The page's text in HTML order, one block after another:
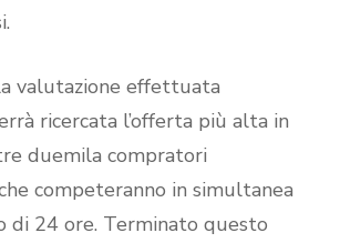
valutazione effettuata
ricercata l’offerta più alta in
duemila compratori
competeranno in simultanea
di 24 ore. Terminato questo